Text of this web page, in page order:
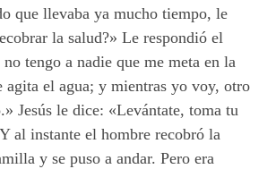
que llevaba ya mucho tiempo, le
la salud?» Le respondió el
tengo a nadie que me meta en la
agita el agua; y mientras yo voy, otro
Jesús le dice: «Levántate, toma tu
al instante el hombre recobró la
y se puso a andar. Pero era